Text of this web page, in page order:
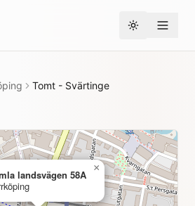
Toggle theme
Tomt - Svärtinge
landsvägen 58A
×